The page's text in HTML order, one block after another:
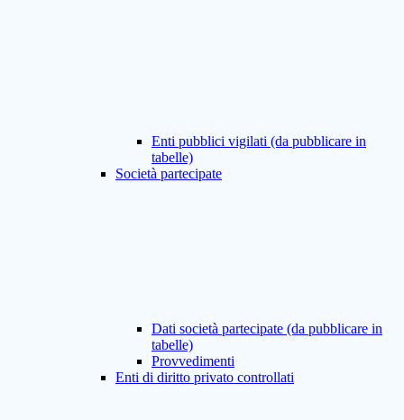
Enti pubblici vigilati (da pubblicare in
tabelle)
Società partecipate
Dati società partecipate (da pubblicare in
tabelle)
Provvedimenti
Enti di diritto privato controllati